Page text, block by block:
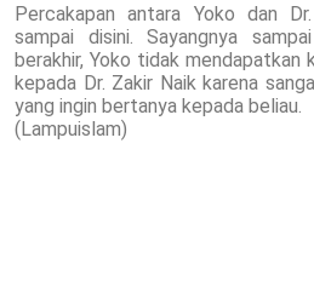
Percakapan antara Yoko dan
sampai disini. Sayangnya
berakhir, Yoko tidak mendapatkan
kepada Dr. Zakir Naik karena
yang ingin bertanya kepada beliau.
(Lampuislam)